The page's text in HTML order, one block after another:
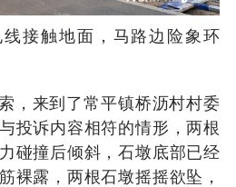
接触地面，马路边险象环
，来到了常平镇桥沥村村委
投诉内容相符的情形，两根
碰撞后倾斜，石墩底部已经
裸露，两根石墩摇摇欲坠，